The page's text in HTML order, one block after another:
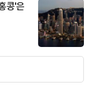
콩'은